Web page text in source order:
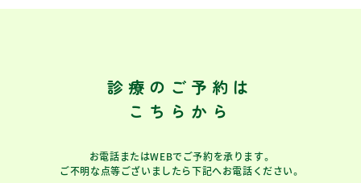
診療のご予約は
こちらから
お電話またはWEBでご予約を承ります。
ご不明な点等ございましたら下記へお電話ください。